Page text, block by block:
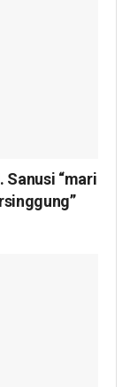
Sanusi “mari